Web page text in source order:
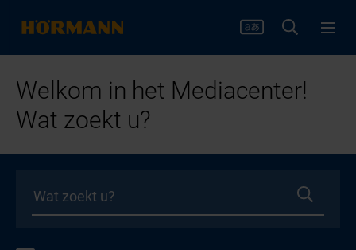
Welkom in het Mediacenter!
Wat zoekt u?